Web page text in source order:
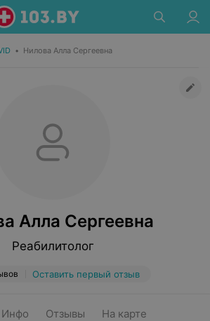
• Нилова Алла Сергеевна
Алла Сергеевна
Реабилитолог
Оставить первый отзыв
Инфо Отзывы На карте